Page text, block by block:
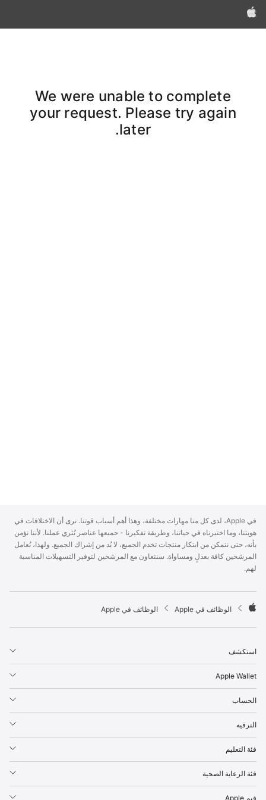
Apple‏
We were unable to complete
your request. Please try again
later.
p
p
l
e
F
o
t
r
في Apple، لدى كل منا مهارات مختلفة، وهذا أهم أسباب قوتنا. نرى أن الاختلافات في
هويتنا، وما اختبرناه في حياتنا، وطريقة تفكيرنا - جميعها عناصر تُثري عملنا. لأننا نؤمن
بأنه، حتى نتمكن من ابتكار منتجات تخدم الجميع، لا بُد من إشراك الجميع. ولهذا، نُعامل
المرشحين كافة بعدلٍ ومساواة. سنتعاون مع المرشحين لتوفير التسهيلات المناسبة
لهم.

p
l
e
الوظائف في Apple الوظائف في Apple
استكشف
Apple Wallet
الحساب
الترفيه
فئة التعليم
فئة الرعاية الصحية
قيم Apple